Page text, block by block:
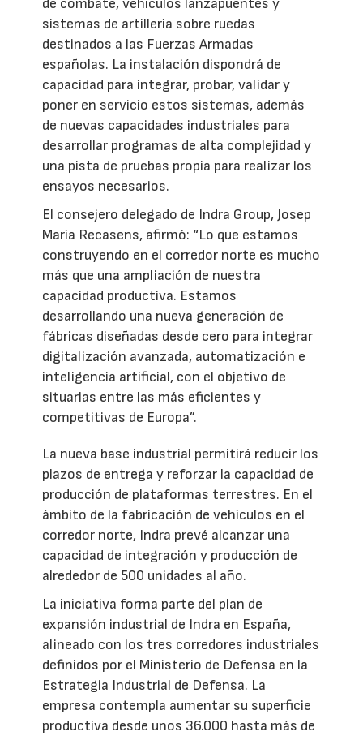
de combate, vehículos lanzapuentes y
sistemas de artillería sobre ruedas
destinados a las Fuerzas Armadas
españolas. La instalación dispondrá de
capacidad para integrar, probar, validar y
poner en servicio estos sistemas, además
de nuevas capacidades industriales para
desarrollar programas de alta complejidad y
una pista de pruebas propia para realizar los
ensayos necesarios.
El consejero delegado de Indra Group, Josep
María Recasens, afirmó: “Lo que estamos
construyendo en el corredor norte es mucho
más que una ampliación de nuestra
capacidad productiva. Estamos
desarrollando una nueva generación de
fábricas diseñadas desde cero para integrar
digitalización avanzada, automatización e
inteligencia artificial, con el objetivo de
situarlas entre las más eficientes y
competitivas de Europa”.
La nueva base industrial permitirá reducir los
plazos de entrega y reforzar la capacidad de
producción de plataformas terrestres. En el
ámbito de la fabricación de vehículos en el
corredor norte, Indra prevé alcanzar una
capacidad de integración y producción de
alrededor de 500 unidades al año.
La iniciativa forma parte del plan de
expansión industrial de Indra en España,
alineado con los tres corredores industriales
definidos por el Ministerio de Defensa en la
Estrategia Industrial de Defensa. La
empresa contempla aumentar su superficie
productiva desde unos 36.000 hasta más de